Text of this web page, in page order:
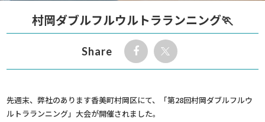
村岡ダブルフルウルトラランニング🏃
Share
先週末、弊社のあります香美町村岡区にて、「第28回村岡ダブルフルウ
ルトラランニング」大会が開催されました。